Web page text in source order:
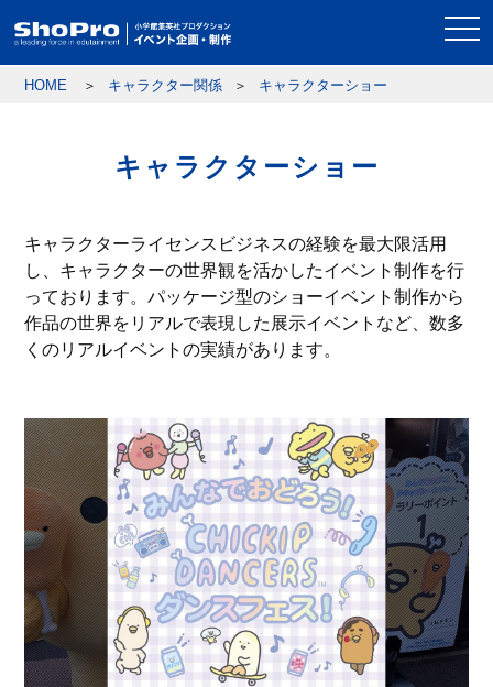
HOME キャラクター関係 キャラクターショー
キャラクターショー
キャラクターライセンスビジネスの経験を最大限活用
し、キャラクターの世界観を活かしたイベント制作を行
っております。パッケージ型のショーイベント制作から
作品の世界をリアルで表現した展示イベントなど、数多
くのリアルイベントの実績があります。